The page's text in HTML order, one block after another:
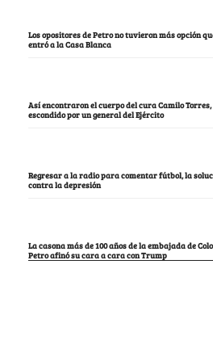
Los opositores de Petro no tuvieron más opción
entró a la Casa Blanca
Así encontraron el cuerpo del cura Camilo Torres,
escondido por un general del Ejército
Regresar a la radio para comentar fútbol, la
contra la depresión
La casona más de 100 años de la embajada de
Petro afinó su cara a cara con Trump